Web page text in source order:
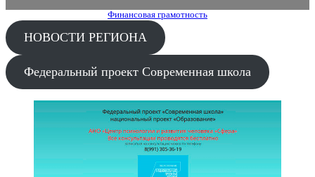
Финансовая грамотность
НОВОСТИ РЕГИОНА
Федеральный проект Современная школа